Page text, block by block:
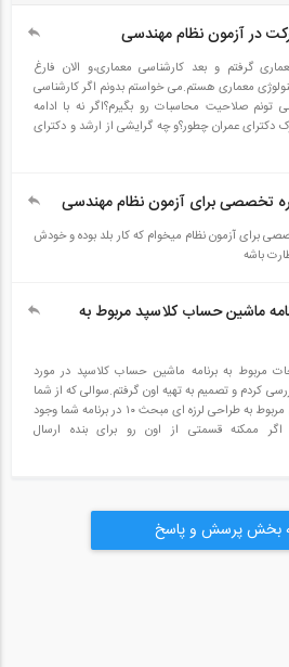
در آزمون نظام مهندسی
گرفتم و بعد کارشناسی معماری،و الان فارغ
معماری هستم.می خواستم بدونم اگر کارشناسی
تونم صلاحیت محاسبات رو بگیرم؟اگر نه با ادامه
عمران چطور؟و چه گرایشی از ارشد و دکترای
تخصصی برای آزمون نظام مهندسی
برای آزمون نظام میخوام که کار بلد بوده و خودش
باشه
ماشین حساب کلاسپد مربوط به
مربوط به برنامه ماشین حساب کلاسپد در مورد
کردم و تصمیم به تهیه اون گرفتم.سوالی که از شما
دارم اینه که آیا بخش مربوط به طراحی لرزه ای مبحث ۱۰ در برنامه شما وجود
ممکنه قسمتی از اون رو برای بنده ارسال
بخش پرسش و پاسخ